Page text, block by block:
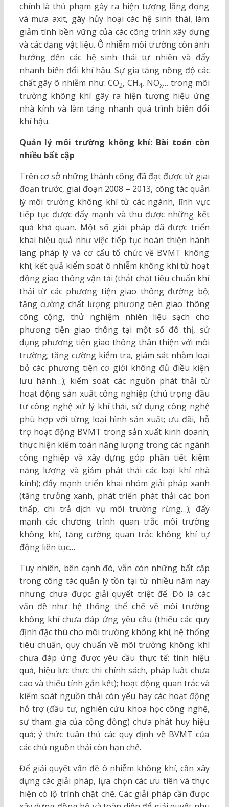
chính là thủ phạm gây ra hiện tượng lắng đọng
và mưa axit, gây hủy hoại các hệ sinh thái, làm
giảm tính bền vững của các công trình xây dựng
và các dạng vật liệu. Ô nhiễm môi trường còn ảnh
hưởng đến các hệ sinh thái tự nhiên và đẩy
nhanh biến đổi khí hậu. Sự gia tăng nồng độ các
chất gây ô nhiễm như: CO2, CH4, NOx… trong môi
trường không khí gây ra hiện tượng hiệu ứng
nhà kính và làm tăng nhanh quá trình biến đổi
khí hậu.
Quản lý môi trường không khí: Bài toán còn
nhiều bất cập
Trên cơ sở những thành công đã đạt được từ giai
đoạn trước, giai đoạn 2008 – 2013, công tác quản
lý môi trường không khí từ các ngành, lĩnh vực
tiếp tục được đẩy mạnh và thu được những kết
quả khả quan. Một số giải pháp đã được triển
khai hiệu quả như việc tiếp tục hoàn thiện hành
lang pháp lý và cơ cấu tổ chức về BVMT không
khí; kết quả kiểm soát ô nhiễm không khí từ hoạt
động giao thông vận tải (thắt chặt tiêu chuẩn khí
thải từ các phương tiện giao thông đường bộ;
tăng cường chất lượng phương tiện giao thông
công cộng, thử nghiệm nhiên liệu sạch cho
phương tiện giao thông tại một số đô thị, sử
dụng phương tiện giao thông thân thiện với môi
trường; tăng cường kiểm tra, giám sát nhằm loại
bỏ các phương tiện cơ giới không đủ điều kiện
lưu hành…); kiểm soát các nguồn phát thải từ
hoạt động sản xuất công nghiệp (chú trọng đầu
tư công nghệ xử lý khí thải, sử dụng công nghệ
phù hợp với từng loại hình sản xuất; ưu đãi, hỗ
trợ hoạt động BVMT trong sản xuất kinh doanh;
thực hiện kiểm toán năng lượng trong các ngành
công nghiệp và xây dựng góp phần tiết kiệm
năng lượng và giảm phát thải các loại khí nhà
kính); đẩy mạnh triển khai nhóm giải pháp xanh
(tăng trưởng xanh, phát triển phát thải các bon
thấp, chi trả dịch vụ môi trường rừng…); đẩy
mạnh các chương trình quan trắc môi trường
không khí, tăng cường quan trắc không khí tự
động liên tục…
Tuy nhiên, bên cạnh đó, vẫn còn những bất cập
trong công tác quản lý tồn tại từ nhiều năm nay
nhưng chưa được giải quyết triệt để. Đó là các
vấn đề như hệ thống thể chế về môi trường
không khí chưa đáp ứng yêu cầu (thiếu các quy
định đặc thù cho môi trường không khí; hệ thống
tiêu chuẩn, quy chuẩn về môi trường không khí
chưa đáp ứng được yêu cầu thực tế; tính hiệu
quả, hiệu lực thực thi chính sách, pháp luật chưa
cao và thiếu tính gắn kết); hoạt động quan trắc và
kiểm soát nguồn thải còn yếu hay các hoạt động
hỗ trợ (đầu tư, nghiên cứu khoa học công nghệ,
sự tham gia của cộng đồng) chưa phát huy hiệu
quả; ý thức tuân thủ các quy định về BVMT của
các chủ nguồn thải còn hạn chế.
Để giải quyết vấn đề ô nhiễm không khí, cần xây
dựng các giải pháp, lựa chọn các ưu tiên và thực
hiện có lộ trình chặt chẽ. Các giải pháp cần được